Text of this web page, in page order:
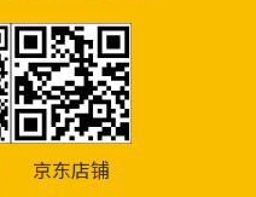
京东店铺